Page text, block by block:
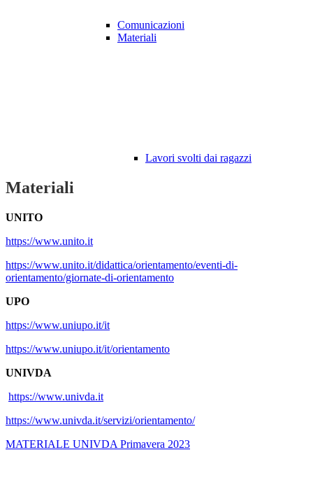
Comunicazioni
Materiali
Lavori svolti dai ragazzi
Materiali
UNITO
https://www.unito.it
https://www.unito.it/didattica/orientamento/eventi-di-
orientamento/giornate-di-orientamento
UPO
https://www.uniupo.it/it
https://www.uniupo.it/it/orientamento
UNIVDA
https://www.univda.it
https://www.univda.it/servizi/orientamento/
MATERIALE UNIVDA Primavera 2023